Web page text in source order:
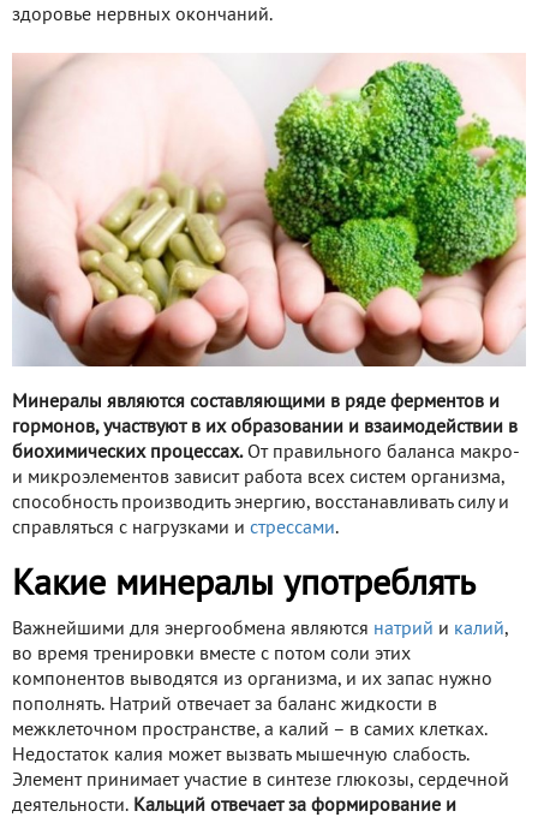
здоровье нервных окончаний.
Минералы являются составляющими в ряде ферментов и
гормонов, участвуют в их образовании и взаимодействии в
биохимических процессах.От правильного баланса макро-
и микроэлементов зависит работа всех систем организма,
способность производить энергию, восстанавливать силу и
справляться с нагрузками и стрессами.
Какие минералы употреблять
Важнейшими для энергообмена являются натрий и калий,
во время тренировки вместе с потом соли этих
компонентов выводятся из организма, и их запас нужно
пополнять. Натрий отвечает за баланс жидкости в
межклеточном пространстве, а калий – в самих клетках.
Недостаток калия может вызвать мышечную слабость.
Элемент принимает участие в синтезе глюкозы, сердечной
деятельности. Кальций отвечает за формирование и